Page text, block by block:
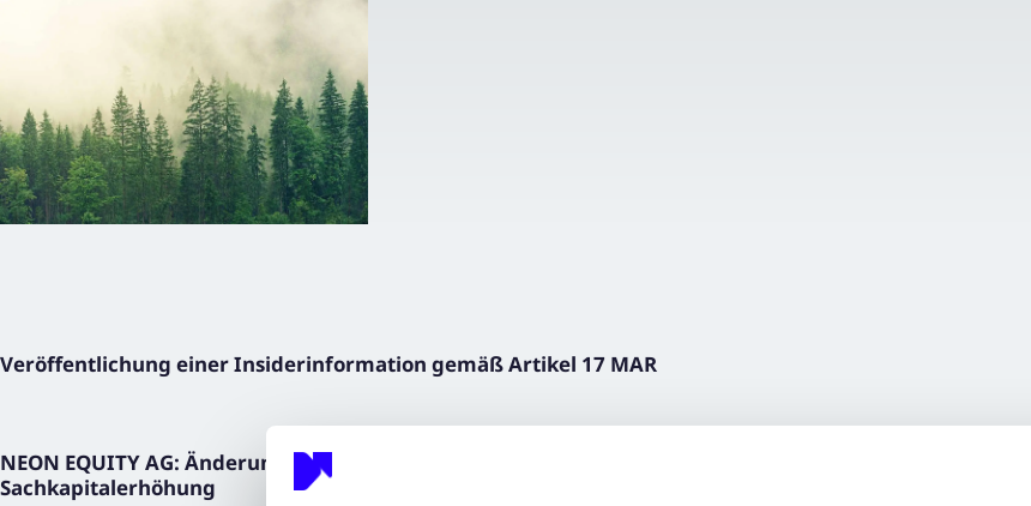
Veröffentlichung einer Insiderinformation gemäß Artikel 17 MAR
NEON EQUITY AG: Änderung des Transaktionskonzepts für den Erwerb der First Move! AG im Wege einer
Sachkapitalerhöhung